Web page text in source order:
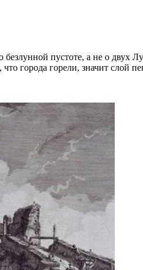
пустоте, а не о двух
города горели, значит